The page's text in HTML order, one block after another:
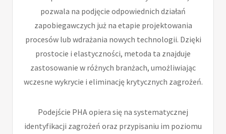
pozwala na podjęcie odpowiednich działań
zapobiegawczych już na etapie projektowania
procesów lub wdrażania nowych technologii. Dzięki
prostocie i elastyczności, metoda ta znajduje
zastosowanie w różnych branżach, umożliwiając
wczesne wykrycie i eliminację krytycznych zagrożeń.
Podejście PHA opiera się na systematycznej
identyfikacji zagrożeń oraz przypisaniu im poziomu